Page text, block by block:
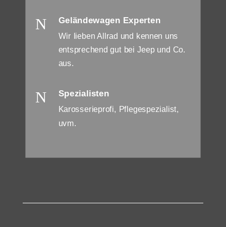
N Geländewagen Experten
Wir lieben Allrad und kennen uns
entsprechend gut bei Jeep und Co.
aus.
N Spezialisten
Karosserieprofi, Pflegespezialist,
uvm.